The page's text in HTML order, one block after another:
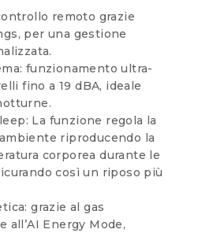
remoto grazie
per una gestione
funzionamento ultra-
fino a 19 dBA, ideale
La funzione regola la
riproducendo la
corporea durante le
così un riposo più
grazie al gas
all’AI Energy Mode,